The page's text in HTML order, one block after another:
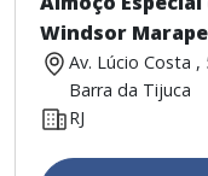
Windsor
Av. Lúcio Costa ,
Barra da Tijuca
RJ